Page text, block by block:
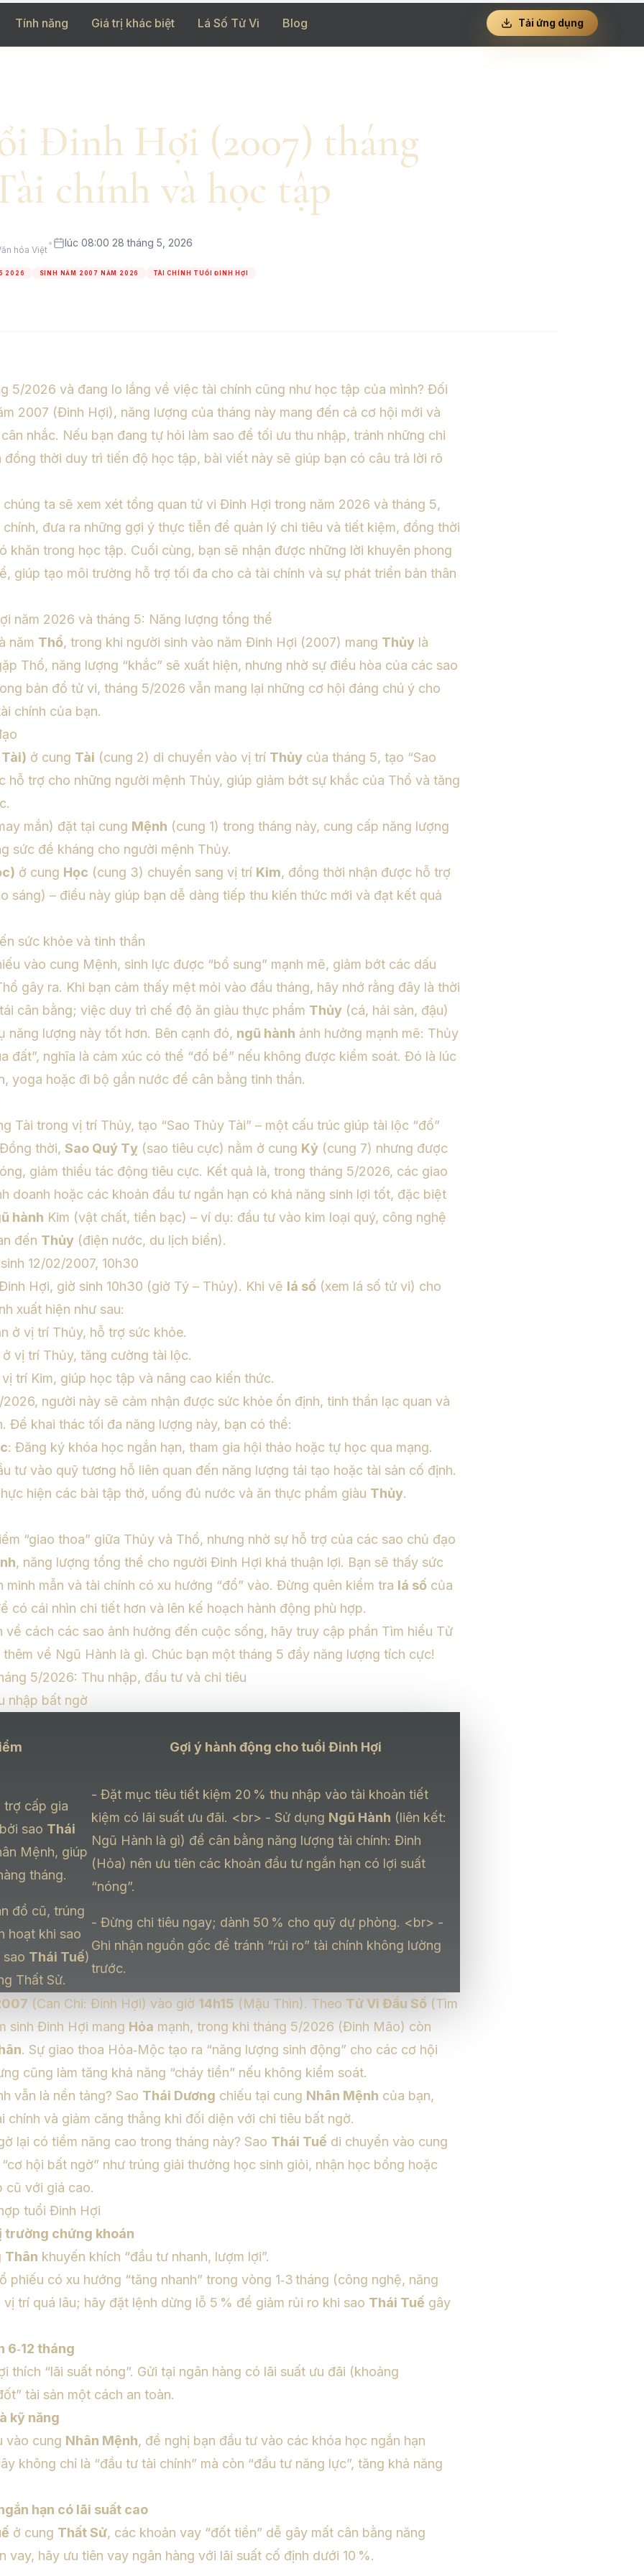
Tính năng Giá trị khác biệt Lá Số Tử Vi Blog Tải ứng dụng
Đinh Hợi (2007) tháng
chính và học tập
hóa Việt
• lúc 08:00 28 tháng 5, 2026
2026 SINH NĂM 2007 NĂM 2026 TÀI CHÍNH TUỔI ĐINH HỢI
5/2026 và đang lo lắng về việc tài chính cũng như học tập của mình? Đối
2007 (Đinh Hợi), năng lượng của tháng này mang đến cả cơ hội mới và
nhắc. Nếu bạn đang tự hỏi làm sao để tối ưu thu nhập, tránh những chi
thời duy trì tiến độ học tập, bài viết này sẽ giúp bạn có câu trả lời rõ
ta sẽ xem xét tổng quan tử vi Đinh Hợi trong năm 2026 và tháng 5,
đưa ra những gợi ý thực tiễn để quản lý chi tiêu và tiết kiệm, đồng thời
khăn trong học tập. Cuối cùng, bạn sẽ nhận được những lời khuyên phong
giúp tạo môi trường hỗ trợ tối đa cho cả tài chính và sự phát triển bản thân
năm 2026 và tháng 5: Năng lượng tổng thể
năm Thổ, trong khi người sinh vào năm Đinh Hợi (2007) mang Thủy là
Thổ, năng lượng “khắc” sẽ xuất hiện, nhưng nhờ sự điều hòa của các sao
bản đồ tử vi, tháng 5/2026 vẫn mang lại những cơ hội đáng chú ý cho
chính của bạn.
ở cung Tài (cung 2) di chuyển vào vị trí Thủy của tháng 5, tạo “Sao
hỗ trợ cho những người mệnh Thủy, giúp giảm bớt sự khắc của Thổ và tăng
mắn) đặt tại cung Mệnh (cung 1) trong tháng này, cung cấp năng lượng
sức đề kháng cho người mệnh Thủy.
ở cung Học (cung 3) chuyển sang vị trí Kim, đồng thời nhận được hỗ trợ
sáng) – điều này giúp bạn dễ dàng tiếp thu kiến thức mới và đạt kết quả
sức khỏe và tinh thần
vào cung Mệnh, sinh lực được “bổ sung” mạnh mẽ, giảm bớt các dấu
gây ra. Khi bạn cảm thấy mệt mỏi vào đầu tháng, hãy nhớ rằng đây là thời
cân bằng; việc duy trì chế độ ăn giàu thực phẩm Thủy (cá, hải sản, đậu)
năng lượng này tốt hơn. Bên cạnh đó, ngũ hành ảnh hưởng mạnh mẽ: Thủy
đất”, nghĩa là cảm xúc có thể “đổ bể” nếu không được kiểm soát. Đó là lúc
yoga hoặc đi bộ gần nước để cân bằng tinh thần.
Tài trong vị trí Thủy, tạo “Sao Thủy Tài” – một cấu trúc giúp tài lộc “đổ”
thời, Sao Quý Tỵ (sao tiêu cực) nằm ở cung Kỷ (cung 7) nhưng được
giảm thiểu tác động tiêu cực. Kết quả là, trong tháng 5/2026, các giao
doanh hoặc các khoản đầu tư ngắn hạn có khả năng sinh lợi tốt, đặc biệt
hành Kim (vật chất, tiền bạc) – ví dụ: đầu tư vào kim loại quý, công nghệ
đến Thủy (điện nước, du lịch biển).
12/02/2007, 10h30
Hợi, giờ sinh 10h30 (giờ Tý – Thủy). Khi vẽ lá số (xem lá số tử vi) cho
xuất hiện như sau:
ở vị trí Thủy, hỗ trợ sức khỏe.
ở vị trí Thủy, tăng cường tài lộc.
trí Kim, giúp học tập và nâng cao kiến thức.
người này sẽ cảm nhận được sức khỏe ổn định, tinh thần lạc quan và
Để khai thác tối đa năng lượng này, bạn có thể:
: Đăng ký khóa học ngắn hạn, tham gia hội thảo hoặc tự học qua mạng.
tư vào quỹ tương hỗ liên quan đến năng lượng tái tạo hoặc tài sản cố định.
hiện các bài tập thở, uống đủ nước và ăn thực phẩm giàu Thủy.
“giao thoa” giữa Thủy và Thổ, nhưng nhờ sự hỗ trợ của các sao chủ đạo
, năng lượng tổng thể cho người Đinh Hợi khá thuận lợi. Bạn sẽ thấy sức
minh mẫn và tài chính có xu hướng “đổ” vào. Đừng quên kiểm tra lá số của
có cái nhìn chi tiết hơn và lên kế hoạch hành động phù hợp.
về cách các sao ảnh hưởng đến cuộc sống, hãy truy cập phần Tìm hiểu Tử
thêm về Ngũ Hành là gì. Chúc bạn một tháng 5 đầy năng lượng tích cực!
5/2026: Thu nhập, đầu tư và chi tiêu
nhập bất ngờ
Gợi ý hành động cho tuổi Đinh Hợi
trợ cấp gia
sao Thái
Mệnh, giúp
tháng.
- Đặt mục tiêu tiết kiệm 20 % thu nhập vào tài khoản tiết
kiệm có lãi suất ưu đãi. <br> - Sử dụng Ngũ Hành (liên kết:
Ngũ Hành là gì) để cân bằng năng lượng tài chính: Đinh
(Hỏa) nên ưu tiên các khoản đầu tư ngắn hạn có lợi suất
“nóng”.
đồ cũ, trúng
hoạt khi sao
sao Thái Tuế)
Thất Sử.
- Đừng chi tiêu ngay; dành 50 % cho quỹ dự phòng. <br> -
Ghi nhận nguồn gốc để tránh “rủi ro” tài chính không lường
trước.
(Can Chi: Đinh Hợi) vào giờ 14h15 (Mậu Thìn). Theo Tử Vi Đẩu Số (Tìm
sinh Đinh Hợi mang Hỏa mạnh, trong khi tháng 5/2026 (Đinh Mão) còn
. Sự giao thoa Hỏa‑Mộc tạo ra “năng lượng sinh động” cho các cơ hội
cũng làm tăng khả năng “cháy tiền” nếu không kiểm soát.
vẫn là nền tảng? Sao Thái Dương chiếu tại cung Nhân Mệnh của bạn,
chính và giảm căng thẳng khi đối diện với chi tiêu bất ngờ.
lại có tiềm năng cao trong tháng này? Sao Thái Tuế di chuyển vào cung
hội bất ngờ” như trúng giải thưởng học sinh giỏi, nhận học bổng hoặc
cũ với giá cao.
tuổi Đinh Hợi
trường chứng khoán
Thân khuyến khích “đầu tư nhanh, lượm lợi”.
phiếu có xu hướng “tăng nhanh” trong vòng 1‑3 tháng (công nghệ, năng
trí quá lâu; hãy đặt lệnh dừng lỗ 5 % để giảm rủi ro khi sao Thái Tuế gây
6‑12 tháng
thích “lãi suất nóng”. Gửi tại ngân hàng có lãi suất ưu đãi (khoảng
tài sản một cách an toàn.
kỹ năng
vào cung Nhân Mệnh, đề nghị bạn đầu tư vào các khóa học ngắn hạn
không chỉ là “đầu tư tài chính” mà còn “đầu tư năng lực”, tăng khả năng
hạn có lãi suất cao
ở cung Thất Sử, các khoản vay “đốt tiền” dễ gây mất cân bằng năng
vay, hãy ưu tiên vay ngân hàng với lãi suất cố định dưới 10 %.